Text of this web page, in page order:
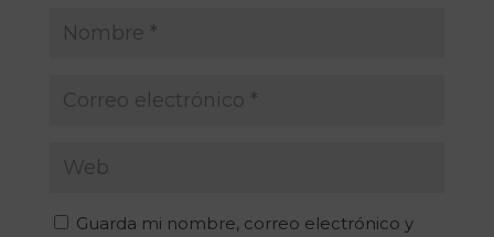
Guarda mi nombre, correo electrónico y